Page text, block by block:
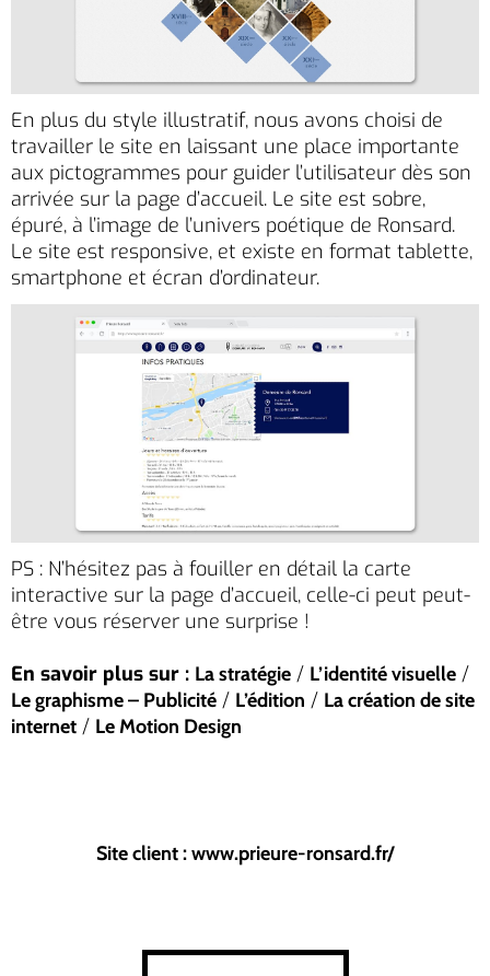
En plus du style illustratif, nous avons choisi de
travailler le site en laissant une place importante
aux pictogrammes pour guider l’utilisateur dès son
arrivée sur la page d’accueil. Le site est sobre,
épuré, à l’image de l’univers poétique de Ronsard.
Le site est responsive, et existe en format tablette,
smartphone et écran d’ordinateur.
PS : N’hésitez pas à fouiller en détail la carte
interactive sur la page d’accueil, celle-ci peut peut-
être vous réserver une surprise !
En savoir plus sur : La stratégie / L’identité visuelle /
Le graphisme – Publicité / L’édition / La création de site
internet / Le Motion Design
Site client : www.prieure-ronsard.fr/